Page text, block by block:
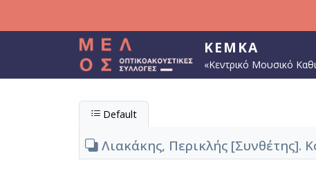
ΚΕΜΚΑ
«Κεντρικό Μουσικό
Default
Λιακάκης, Περικλής